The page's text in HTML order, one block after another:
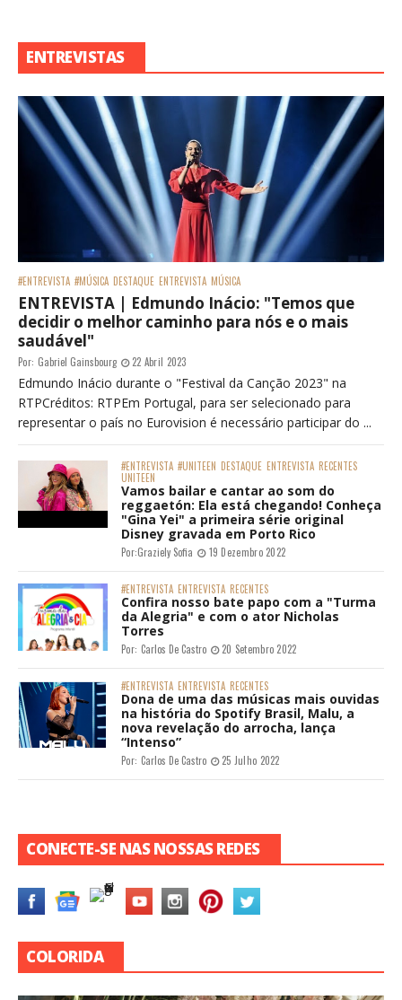
ENTREVISTAS
#ENTREVISTA #MÚSICA DESTAQUE ENTREVISTA MÚSICA
ENTREVISTA | Edmundo Inácio: "Temos que
decidir o melhor caminho para nós e o mais
saudável"
Por: Gabriel Gainsbourg 22 Abril 2023
Edmundo Inácio durante o "Festival da Canção 2023" na
RTPCréditos: RTPEm Portugal, para ser selecionado para
representar o país no Eurovision é necessário participar do ...
#ENTREVISTA #UNITEEN DESTAQUE ENTREVISTA RECENTES
UNITEEN
Vamos bailar e cantar ao som do
reggaetón: Ela está chegando! Conheça
"Gina Yei" a primeira série original
Disney gravada em Porto Rico
Por:Graziely Sofia 19 Dezembro 2022
#ENTREVISTA ENTREVISTA RECENTES
Confira nosso bate papo com a "Turma
da Alegria" e com o ator Nicholas
Torres
Por: Carlos De Castro 20 Setembro 2022
#ENTREVISTA ENTREVISTA RECENTES
Dona de uma das músicas mais ouvidas
na história do Spotify Brasil, Malu, a
nova revelação do arrocha, lança
“Intenso”
Por: Carlos De Castro 25 Julho 2022
CONECTE-SE NAS NOSSAS REDES
COLORIDA